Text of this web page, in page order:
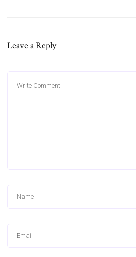
Leave a Reply